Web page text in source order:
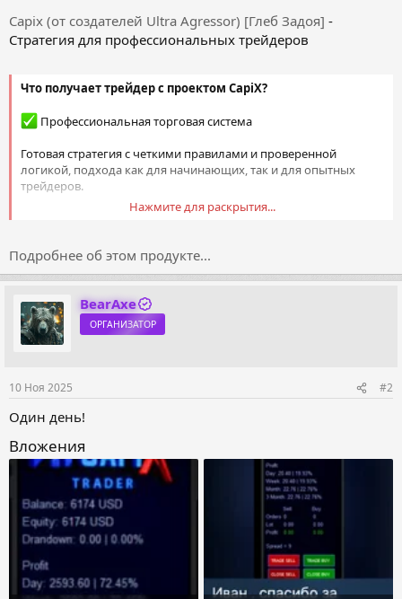
Capix (от создателей Ultra Agressor) [Глеб Задоя] -
Стратегия для профессиональных трейдеров
Что получает трейдер с проектом CapiX?
Профессиональная торговая система
Готовая стратегия с четкими правилами и проверенной
логикой, подхода как для начинающих, так и для опытных
трейдеров.
Показывает оптимальные точки входа в рынок со звуковым
оповещением, позволяет не пропустить ни одной
возможности.
Полуавтоматический алгоритм (под управлением
трейдера)
реагировать на сигнал системы —...
Нажмите для раскрытия...
Подробнее об этом продукте...
BearAxe
ОРГАНИЗАТОР
10 Ноя 2025 #2
Один день!
Вложения